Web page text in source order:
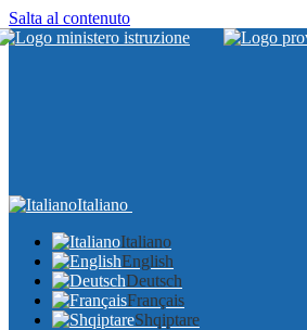
Salta al contenuto
Italiano
Italiano
English
Deutsch
Français
Shqiptare